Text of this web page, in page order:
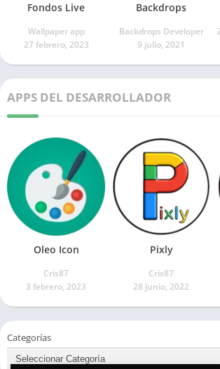
Fondos Live
Wallpaper app
27 febrero, 2023
Backdrops
Backdrops Developer
9 julio, 2021
APPS DEL DESARROLLADOR
Oleo Icon
Cris87
3 febrero, 2023
Pixly
Cris87
28 junio, 2022
Categorías